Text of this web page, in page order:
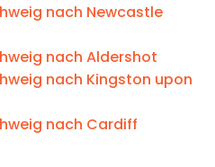
nach Newcastle
nach Aldershot
nach Kingston upon
nach Cardiff